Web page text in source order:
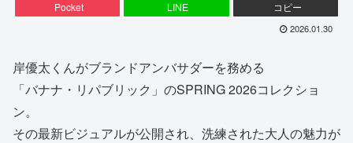
Pocket LINE コピー
2026.01.30
岸優太くんがブランドアンバサダーを務める
「バナナ・リパブリック」のSPRING 2026コレクショ
ン。
その最新ビジュアルが公開され、洗練された大人の魅力が